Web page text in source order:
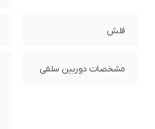
فلش
مشخصات دوربین سلفی